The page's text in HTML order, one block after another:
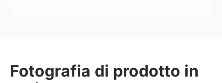
Fotografia di prodotto in